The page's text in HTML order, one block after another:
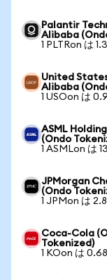
Palantir
Alibaba
1 PLTRon は
United
Alibaba
1 USOon は
ASML
(Ondo
1 ASMLon は
JPMorgan
(Ondo
1 JPMon は
Coca-Cola
Tokenized)
1 KOon は